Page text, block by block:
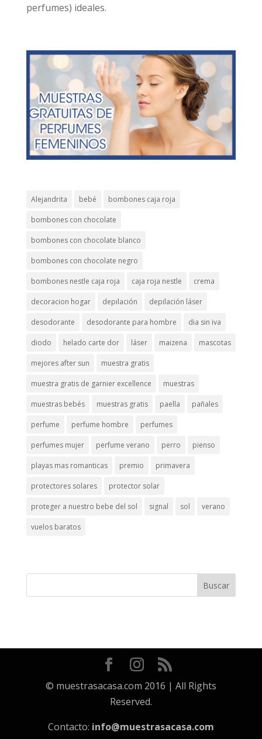
perfumes) ideales.
Alejandrita bebé bombones caja roja
bombones con chocolate
bombones con chocolate blanco
bombones con chocolate negro
bombones nestle caja roja caja roja nestle crema
decoracion hogar depilación depilación láser
desodorante desodorante para hombre dia sin iva
diodo helado carte dor láser maizena mascotas
mejores after sun muestra gratis
muestra gratis de garnier excellence muestras
muestras bebés muestras gratis paella pañales
perfume perfume hombre perfumes
perfumes mujer perfume verano perro pienso
playas mas romanticas premio primavera
protectores solares protector solar
proteger a nuestro bebe del sol signal sol verano
vuelos baratos
© muestrasacasa.com 2016 | All Rights
Reserved.
Contacto: info@muestrasacasa.com